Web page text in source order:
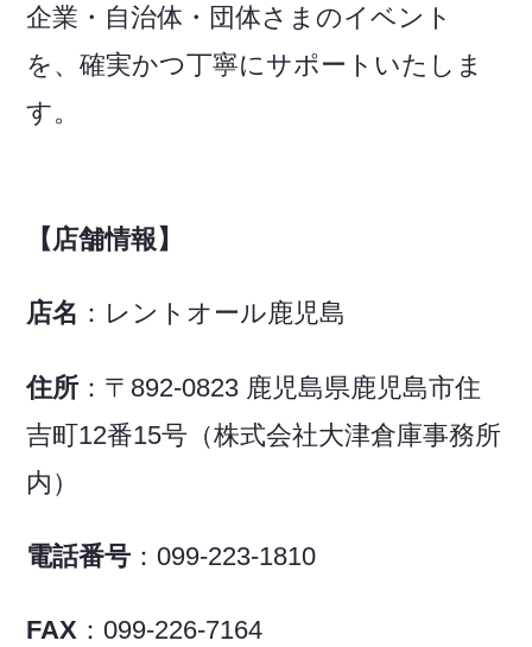
企業・自治体・団体さまのイベント
を、確実かつ丁寧にサポートいたしま
す。
【店舗情報】
店名 ：レントオール鹿児島
住所 ：〒892-0823 鹿児島県鹿児島市住
吉町12番15号（株式会社大津倉庫事務所
内）
電話番号 ：099-223-1810
FAX ：099-226-7164